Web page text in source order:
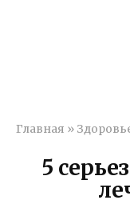
Главная »
5